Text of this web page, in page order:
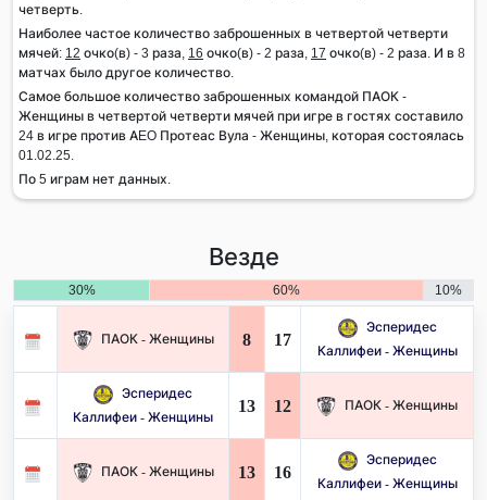
четверть.
Наиболее частое количество заброшенных в четвертой четверти
мячей: 12 очко(в) - 3 раза, 16 очко(в) - 2 раза, 17 очко(в) - 2 раза. И в 8
матчах было другое количество.
Самое большое количество заброшенных командой ПАОК -
Женщины в четвертой четверти мячей при игре в гостях составило
24 в игре против AEO Протеас Вула - Женщины, которая состоялась
01.02.25.
По 5 играм нет данных.
Везде
30% 60% 10%
ПАОК - Женщины 8 17
Эсперидес
Каллифеи - Женщины
Эсперидес
Каллифеи - Женщины
13 12 ПАОК - Женщины
ПАОК - Женщины 13 16
Эсперидес
Каллифеи - Женщины